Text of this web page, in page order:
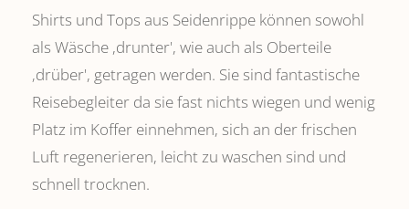
Shirts und Tops aus Seidenrippe können sowohl
als Wäsche ,drunter', wie auch als Oberteile
‚drüber', getragen werden. Sie sind fantastische
Reisebegleiter da sie fast nichts wiegen und wenig
Platz im Koffer einnehmen, sich an der frischen
Luft regenerieren, leicht zu waschen sind und
schnell trocknen.